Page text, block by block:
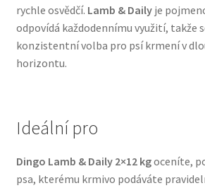
Přepravky pro psy
Purizon pro psy — Vysoký obsah
Veterinární dieta pro psy
Vodítka a obojky
rychle osvědčí. Lamb & Dailyje
odpovídá každodennímu využití, takže
konzistentní volba pro psí krmení v
horizontu.
Ideální pro
Dingo Lamb & Daily 2×12 kgoceníte,
psa, kterému krmivo podáváte